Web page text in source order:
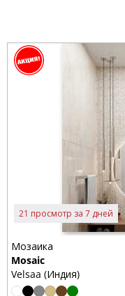
21 просмотр за 7 дней
Мозаика
Mosaic
Velsaa (Индия)